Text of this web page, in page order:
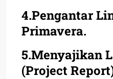
4.Pengantar
Primavera.
5.Menyajikan
(Project